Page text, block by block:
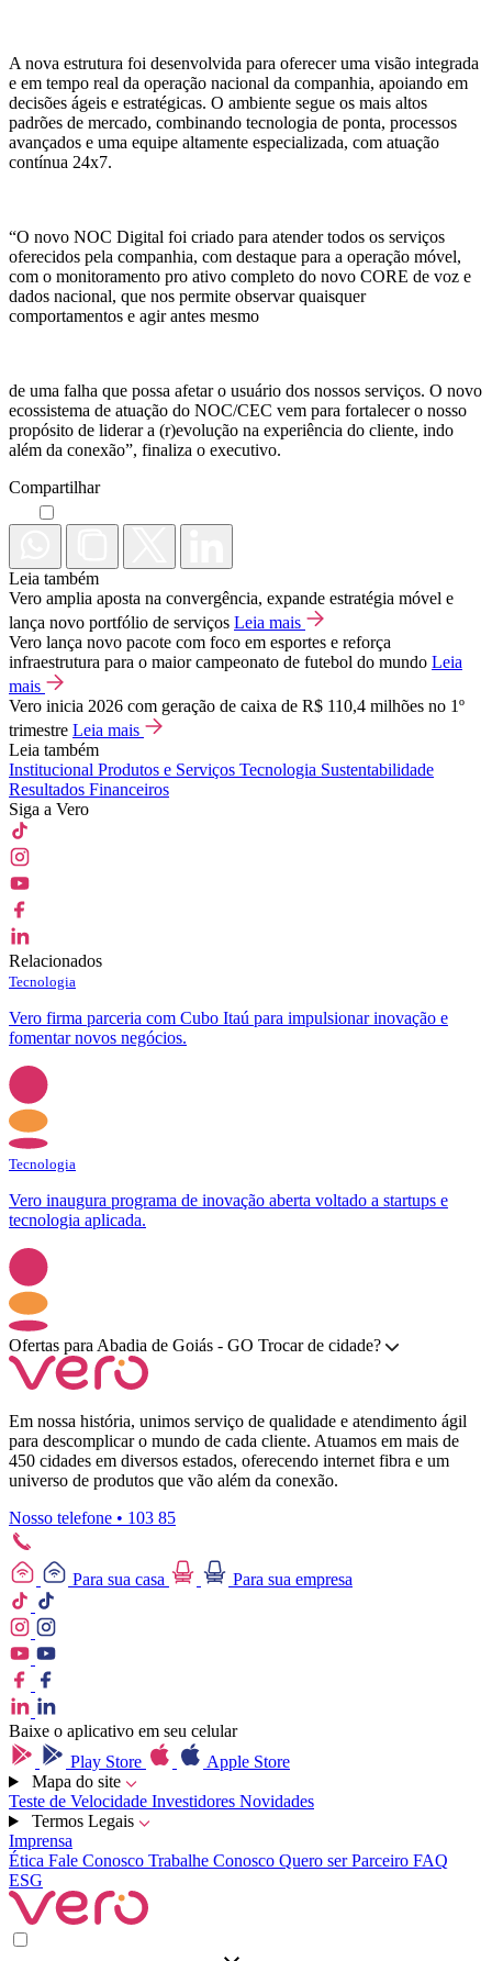
A nova estrutura foi desenvolvida para oferecer uma visão integrada
e em tempo real da operação nacional da companhia, apoiando em
decisões ágeis e estratégicas. O ambiente segue os mais altos
padrões de mercado, combinando tecnologia de ponta, processos
avançados e uma equipe altamente especializada, com atuação
contínua 24x7.
“O novo NOC Digital foi criado para atender todos os serviços
oferecidos pela companhia, com destaque para a operação móvel,
com o monitoramento pro ativo completo do novo CORE de voz e
dados nacional, que nos permite observar quaisquer
comportamentos e agir antes mesmo
de uma falha que possa afetar o usuário dos nossos serviços. O novo
ecossistema de atuação do NOC/CEC vem para fortalecer o nosso
propósito de liderar a (r)evolução na experiência do cliente, indo
além da conexão”, finaliza o executivo.
Compartilhar
Leia também
Vero amplia aposta na convergência, expande estratégia móvel e
lança novo portfólio de serviços Leia mais
Vero lança novo pacote com foco em esportes e reforça
infraestrutura para o maior campeonato de futebol do mundo Leia
mais
Vero inicia 2026 com geração de caixa de R$ 110,4 milhões no 1º
trimestre Leia mais
Leia também
Institucional Produtos e Serviços Tecnologia Sustentabilidade
Resultados Financeiros
Siga a Vero
Relacionados
Tecnologia
Vero firma parceria com Cubo Itaú para impulsionar inovação e
fomentar novos negócios.
Tecnologia
Vero inaugura programa de inovação aberta voltado a startups e
tecnologia aplicada.
Ofertas para Abadia de Goiás - GO Trocar de cidade?
Em nossa história, unimos serviço de qualidade e atendimento ágil
para descomplicar o mundo de cada cliente. Atuamos em mais de
450 cidades em diversos estados, oferecendo internet fibra e um
universo de produtos que vão além da conexão.
Nosso telefone • 103 85
Para sua casa Para sua empresa
Baixe o aplicativo em seu celular
Play Store
Apple Store
Mapa do site
Teste de Velocidade Investidores Novidades
Termos Legais
Imprensa
Ética Fale Conosco Trabalhe Conosco Quero ser Parceiro FAQ
ESG